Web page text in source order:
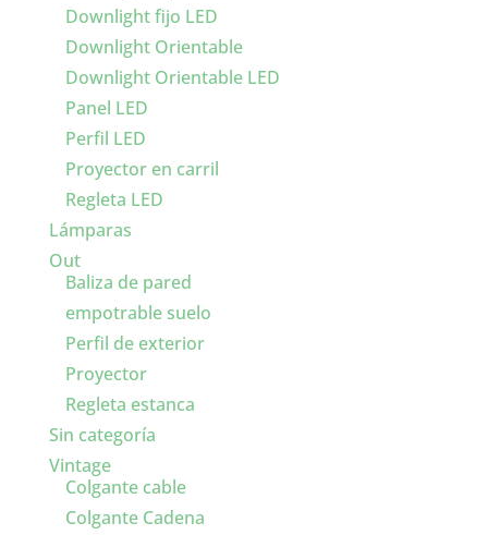
Downlight fijo LED
Downlight Orientable
Downlight Orientable LED
Panel LED
Perfil LED
Proyector en carril
Regleta LED
Lámparas
Out
Baliza de pared
empotrable suelo
Perfil de exterior
Proyector
Regleta estanca
Sin categoría
Vintage
Colgante cable
Colgante Cadena